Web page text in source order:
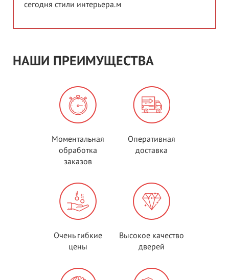
сегодня стили интерьера.м
НАШИ ПРЕИМУЩЕСТВА
Моментальная
обработка
заказов
Оперативная
доставка
Очень гибкие
цены
Высокое качество
дверей